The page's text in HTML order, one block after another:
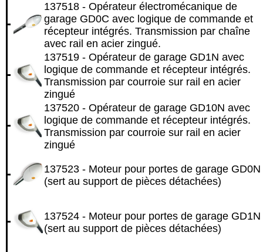
137518 - Opérateur électromécanique de
garage GD0C avec logique de commande et
récepteur intégrés. Transmission par chaîne
avec rail en acier zingué.
137519 - Opérateur de garage GD1N avec
logique de commande et récepteur intégrés.
Transmission par courroie sur rail en acier
zingué
137520 - Opérateur de garage GD10N avec
logique de commande et récepteur intégrés.
Transmission par courroie sur rail en acier
zingué
137523 - Moteur pour portes de garage GD0N
(sert au support de pièces détachées)
137524 - Moteur pour portes de garage GD1N
(sert au support de pièces détachées)